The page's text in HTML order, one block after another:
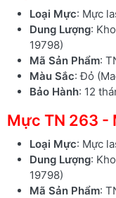
Loại Mực: Mực
Dung Lượng:
19798)
Mã Sản Phẩm:
Màu Sắc: Đỏ
Bảo Hành: 12
Mực TN 263 -
Loại Mực: Mực
Dung Lượng:
19798)
Mã Sản Phẩm: